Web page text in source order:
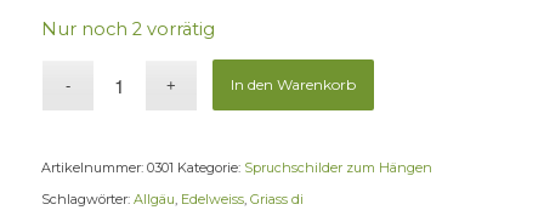
Nur noch 2 vorrätig
In den Warenkorb
Artikelnummer: 0301 Kategorie: Spruchschilder zum Hängen
Schlagwörter: Allgäu, Edelweiss, Griass di